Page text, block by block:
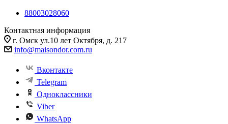
88003028060
Контактная информация
г. Омск ул.10 лет Октября, д. 217
info@maisondor.com.ru
Вконтакте
Telegram
Одноклассники
Viber
WhatsApp